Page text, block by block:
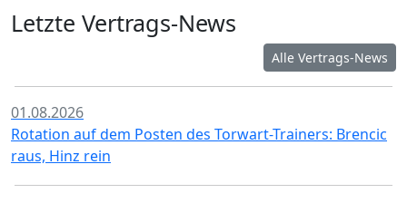
Letzte Vertrags-News
Alle Vertrags-News
01.08.2026
Rotation auf dem Posten des Torwart-Trainers: Brencic
raus, Hinz rein